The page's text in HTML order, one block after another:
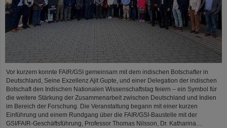
Vor kurzem konnte FAIR/GSI gemeinsam mit dem indischen Botschafter in
Deutschland, Seine Exzellenz Ajit Gupte, und einer Delegation der indischen
Botschaft den Indischen Nationalen Wissenschaftstag feiern – ein Symbol für
die weitere Stärkung der Zusammenarbeit zwischen Deutschland und Indien
im Bereich der Forschung. Die Veranstaltung begann mit einer kurzen
Einführung und einem Rundgang über die FAIR/GSI-Baustelle mit der
GSI/FAIR-Geschäftsführung, Professor Thomas Nilsson, Dr. Katharina…